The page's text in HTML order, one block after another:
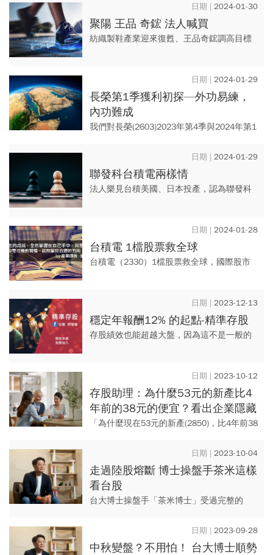
2024-01-30
聚陽 王品 奇鋐 法人喊買
紡織製鞋產業迎來復甦、王品奇鋐調高目標
2024-01-29
長榮第1季獲利初探—外功易練，
內功難成
我們對長榮(2603)2023年第4季與2024年第1
預估的準確度，而是背後的科學存股法的精
神：以自己...
2024-01-29
聯發科台積電兩樣情
法人樂見台積美國、日本投產，認為聯發科
2024-01-28
台積電 1檔股票救全球
台積電（2330）1檔股票救全球，國際股市
2023-12-13
穩定年報酬12% 的起點-精準存股
存股績效也能超越大盤，因為這不是一般的
2023-10-12
存股助理：為什麼53元的新產比4
年前的38元的便宜？看出企業隱藏
的內在價值！
「為什麼現在53元的新產(2850)，比4年前38
要的命題。弄懂這個命題的玄機，有助於克
服我們投資「成...
2023-10-04
走過陸股熔斷 博士操盤手茶米這樣
看台股
台大博士操盤手「茶米博士」受過完整的
金操盤人，並延續培訓經驗把投資心法分享
給團隊，在台灣、上海兩地訓練...
2023-09-28
中秋變盤？不用怕！ 台大博士順勢